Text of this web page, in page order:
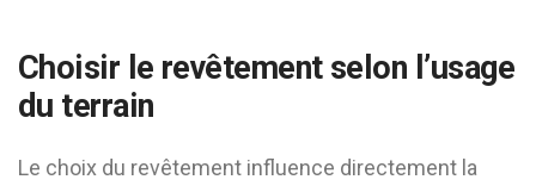
Choisir le revêtement selon l’usage
du terrain
Le choix du revêtement influence directement la